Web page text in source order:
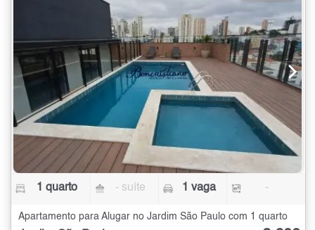
1 quarto - suíte 1 vaga -
Apartamento para Alugar no Jardim São Paulo com 1 quarto